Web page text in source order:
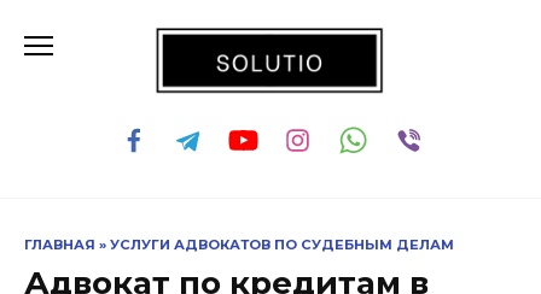
ГЛАВНАЯ » УСЛУГИ АДВОКАТОВ ПО СУДЕБНЫМ ДЕЛАМ
Адвокат по кредитам в